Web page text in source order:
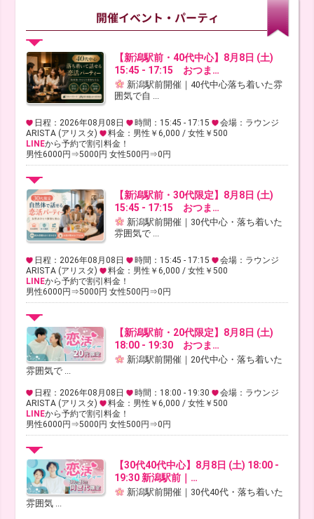
【新潟駅前・40代中心】8月8日 (土)
15:45 - 17:15 おつま…
新潟駅前開催｜40代中心落ち着いた雰
囲気で自 ...
日程：2026年08月08日 時間：15:45 - 17:15
会場：ラウンジ
ARISTA (アリスタ)
料金：男性￥6,000 / 女性￥500
LINEから予約で割引料金！
男性6000円⇒5000円 女性500円⇒0円
【新潟駅前・30代限定】8月8日 (土)
15:45 - 17:15 おつま…
新潟駅前開催｜30代中心・落ち着いた
雰囲気で ...
日程：2026年08月08日 時間：15:45 - 17:15
会場：ラウンジ
ARISTA (アリスタ)
料金：男性￥6,000 / 女性￥500
LINEから予約で割引料金！
男性6000円⇒5000円 女性500円⇒0円
【新潟駅前・20代限定】8月8日 (土)
18:00 - 19:30 おつま…
新潟駅前開催｜20代中心・落ち着いた
雰囲気で ...
日程：2026年08月08日 時間：18:00 - 19:30
会場：ラウンジ
ARISTA (アリスタ)
料金：男性￥6,000 / 女性￥500
LINEから予約で割引料金！
男性6000円⇒5000円 女性500円⇒0円
【30代40代中心】8月8日 (土) 18:00 -
19:30 新潟駅前｜…
新潟駅前開催｜30代40代・落ち着いた
雰囲気 ...